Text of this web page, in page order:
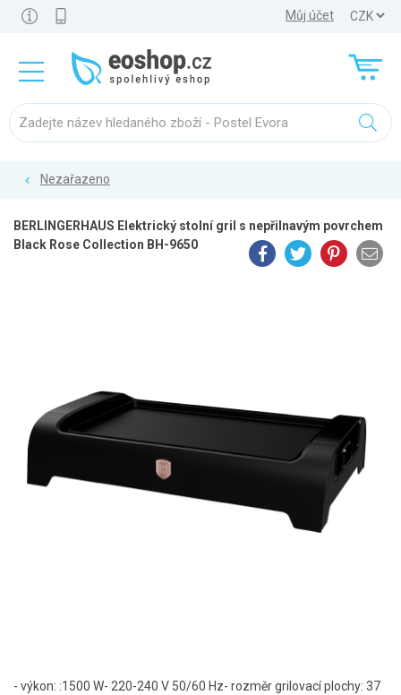
Můj účet
Nezařazeno
BERLINGERHAUS Elektrický stolní gril s nepřilnavým povrchem
Black Rose Collection BH-9650
- výkon: :1500 W- 220-240 V 50/60 Hz- rozměr grilovací plochy: 37